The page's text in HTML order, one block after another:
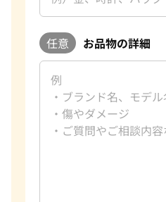
任意 お品物の詳細